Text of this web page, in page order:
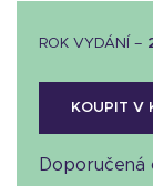
ROK VYDÁNÍ –
KOUPIT V
Doporučená